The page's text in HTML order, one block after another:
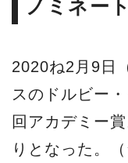
ノミネー
2020ね2月9日
スのドルビー
回アカデミー
りとなった。